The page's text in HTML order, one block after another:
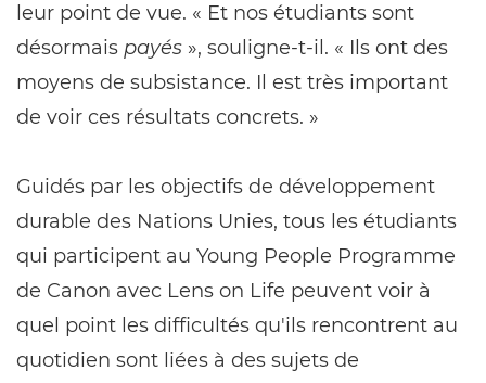
leur point de vue. « Et nos étudiants sont
désormais payés », souligne-t-il. « Ils ont des
moyens de subsistance. Il est très important
de voir ces résultats concrets. »
Guidés par les objectifs de développement
durable des Nations Unies, tous les étudiants
qui participent au Young People Programme
de Canon avec Lens on Life peuvent voir à
quel point les difficultés qu'ils rencontrent au
quotidien sont liées à des sujets de